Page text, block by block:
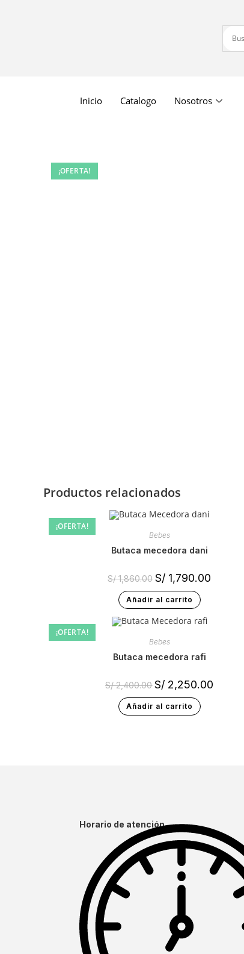
Inicio Catalogo Nosotros
¡OFERTA!
Productos relacionados
¡OFERTA!
Bebes
butaca mecedora dani
S/1,860.00 S/ 1,790.00
Añadir al carrito
¡OFERTA!
Bebes
butaca mecedora rafi
S/2,400.00 S/ 2,250.00
Añadir al carrito
Horario de atención